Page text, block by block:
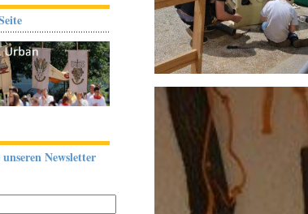
Newsletter